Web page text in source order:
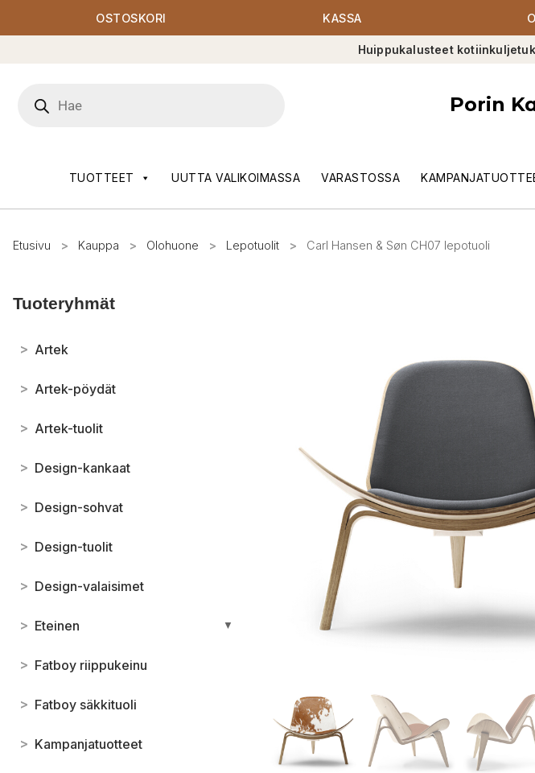
OSTOSKORI KASSA
Huippukalusteet
search
Porin
TUOTTEET UUTTA VALIKOIMASSA VARASTOSSA
Etusivu > Kauppa > Olohuone > Lepotuolit > Carl Hansen & Søn CH07 lepotuoli
Tuoteryhmät
> Artek
> Artek-pöydät
> Artek-tuolit
> Design-kankaat
> Design-sohvat
> Design-tuolit
> Design-valaisimet
> Eteinen ▼
> Fatboy riippukeinu
> Fatboy säkkituoli
> Kampanjatuotteet